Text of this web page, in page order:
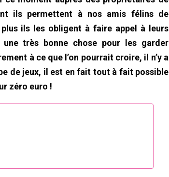
ils permettent à nos amis félins de
ils les obligent à faire appel à leurs
très bonne chose pour les garder
à ce que l’on pourrait croire, il n’y a
de jeux, il est en fait tout à fait possible
zéro euro !